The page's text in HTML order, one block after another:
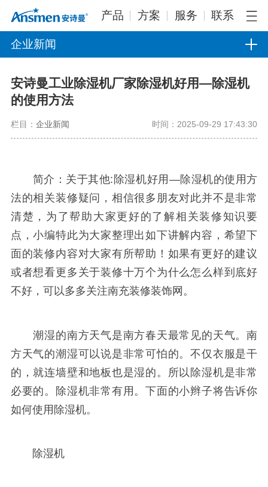
产品 方案 服务 联系
企业新闻
安诗曼工业除湿机厂家除湿机好用—除湿机
的使用方法
栏目： 企业新闻 时间：2025-09-29 17:43:30
简介：关于其他:除湿机好用—除湿机的使用方
法的相关装修疑问，相信很多朋友对此并不是非常
清楚，为了帮助大家更好的了解相关装修知识要
点，小编特此为大家整理出如下讲解内容，希望下
面的装修内容对大家有所帮助！如果有更好的建议
或者想看更多关于装修十万个为什么怎么样到底好
不好，可以多多关注南充装修装饰网。
潮湿的南方天气是南方春天最常见的天气。南
方天气的潮湿可以说是非常可怕的。不仅衣服是干
的，就连墙壁和地板也是湿的。所以除湿机是非常
必要的。除湿机非常有用。下面的小辫子将告诉你
如何使用除湿机。
除湿机